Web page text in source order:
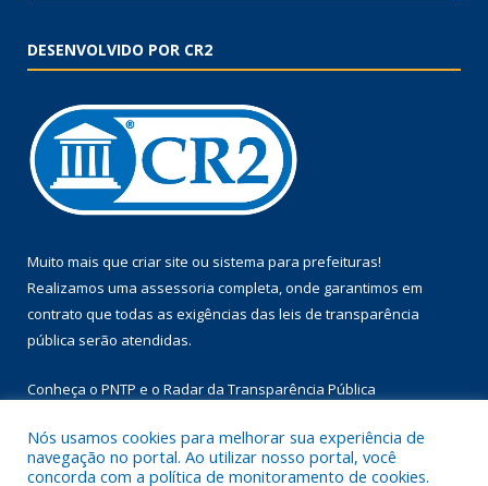
DESENVOLVIDO POR CR2
Muito mais que criar site ou sistema para prefeituras!
Realizamos uma assessoria completa, onde garantimos em
contrato que todas as exigências das leis de transparência
pública serão atendidas.
Conheça o PNTP e o Radar da Transparência Pública
Nós usamos cookies para melhorar sua experiência de
navegação no portal. Ao utilizar nosso portal, você
concorda com a política de monitoramento de cookies.